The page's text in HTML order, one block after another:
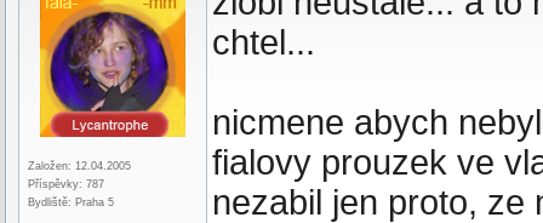
Založen: 12.04.2005
Příspěvky: 787
Bydliště: Praha 5
chtel...
nicmene abych
fialovy prouzek ve
nezabil jen proto, ze